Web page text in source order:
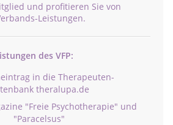
und profitieren Sie von
Leistungen.
des VFP:
in die Therapeuten-
theralupa.de
"Freie Psychotherapie" und
"Paracelsus"